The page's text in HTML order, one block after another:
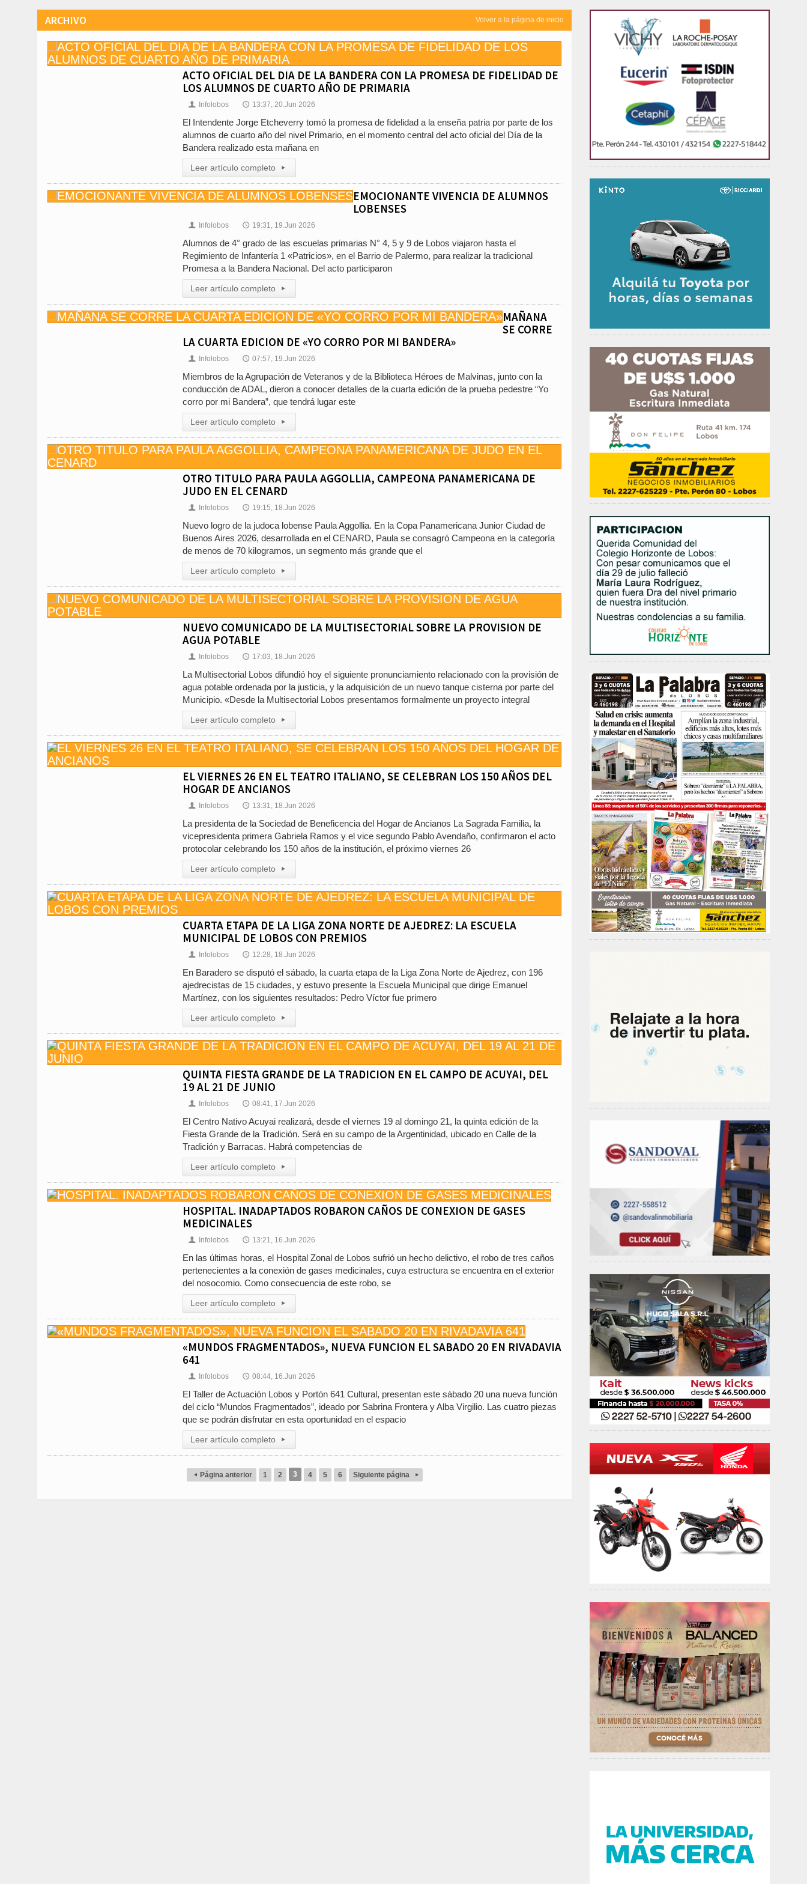
Volver a la página de inicio
ARCHIVO
ACTO OFICIAL DEL DIA DE LA BANDERA CON LA PROMESA DE FIDELIDAD DE
LOS ALUMNOS DE CUARTO AÑO DE PRIMARIA
👤 Infolobos 🕔 13:37, 20.Jun 2026
El Intendente Jorge Etcheverry tomó la promesa de fidelidad a la enseña patria por parte de los
alumnos de cuarto año del nivel Primario, en el momento central del acto oficial del Día de la
Bandera realizado esta mañana en
Leer artículo completo ▸
EMOCIONANTE VIVENCIA DE ALUMNOS
LOBENSES
👤 Infolobos 🕔 19:31, 19.Jun 2026
Alumnos de 4° grado de las escuelas primarias N° 4, 5 y 9 de Lobos viajaron hasta el
Regimiento de Infantería 1 «Patricios», en el Barrio de Palermo, para realizar la tradicional
Promesa a la Bandera Nacional. Del acto participaron
Leer artículo completo ▸
MAÑANA
SE CORRE
LA CUARTA EDICION DE «YO CORRO POR MI BANDERA»
👤 Infolobos 🕔 07:57, 19.Jun 2026
Miembros de la Agrupación de Veteranos y de la Biblioteca Héroes de Malvinas, junto con la
conducción de ADAL, dieron a conocer detalles de la cuarta edición de la prueba pedestre “Yo
corro por mi Bandera”, que tendrá lugar este
Leer artículo completo ▸
OTRO TITULO PARA PAULA AGGOLLIA, CAMPEONA PANAMERICANA DE
JUDO EN EL CENARD
👤 Infolobos 🕔 19:15, 18.Jun 2026
Nuevo logro de la judoca lobense Paula Aggollia. En la Copa Panamericana Junior Ciudad de
Buenos Aires 2026, desarrollada en el CENARD, Paula se consagró Campeona en la categoría
de menos de 70 kilogramos, un segmento más grande que el
Leer artículo completo ▸
NUEVO COMUNICADO DE LA MULTISECTORIAL SOBRE LA PROVISION DE
AGUA POTABLE
👤 Infolobos 🕔 17:03, 18.Jun 2026
La Multisectorial Lobos difundió hoy el siguiente pronunciamiento relacionado con la provisión de
agua potable ordenada por la justicia, y la adquisición de un nuevo tanque cisterna por parte del
Municipio. «Desde la Multisectorial Lobos presentamos formalmente un proyecto integral
Leer artículo completo ▸
EL VIERNES 26 EN EL TEATRO ITALIANO, SE CELEBRAN LOS 150 AÑOS DEL
HOGAR DE ANCIANOS
👤 Infolobos 🕔 13:31, 18.Jun 2026
La presidenta de la Sociedad de Beneficencia del Hogar de Ancianos La Sagrada Familia, la
vicepresidenta primera Gabriela Ramos y el vice segundo Pablo Avendaño, confirmaron el acto
protocolar celebrando los 150 años de la institución, el próximo viernes 26
Leer artículo completo ▸
CUARTA ETAPA DE LA LIGA ZONA NORTE DE AJEDREZ: LA ESCUELA
MUNICIPAL DE LOBOS CON PREMIOS
👤 Infolobos 🕔 12:28, 18.Jun 2026
En Baradero se disputó el sábado, la cuarta etapa de la Liga Zona Norte de Ajedrez, con 196
ajedrecistas de 15 ciudades, y estuvo presente la Escuela Municipal que dirige Emanuel
Martínez, con los siguientes resultados: Pedro Víctor fue primero
Leer artículo completo ▸
QUINTA FIESTA GRANDE DE LA TRADICION EN EL CAMPO DE ACUYAI, DEL
19 AL 21 DE JUNIO
👤 Infolobos 🕔 08:41, 17.Jun 2026
El Centro Nativo Acuyai realizará, desde el viernes 19 al domingo 21, la quinta edición de la
Fiesta Grande de la Tradición. Será en su campo de la Argentinidad, ubicado en Calle de la
Tradición y Barracas. Habrá competencias de
Leer artículo completo ▸
HOSPITAL. INADAPTADOS ROBARON CAÑOS DE CONEXION DE GASES
MEDICINALES
👤 Infolobos 🕔 13:21, 16.Jun 2026
En las últimas horas, el Hospital Zonal de Lobos sufrió un hecho delictivo, el robo de tres caños
pertenecientes a la conexión de gases medicinales, cuya estructura se encuentra en el exterior
del nosocomio. Como consecuencia de este robo, se
Leer artículo completo ▸
«MUNDOS FRAGMENTADOS», NUEVA FUNCION EL SABADO 20 EN RIVADAVIA
641
👤 Infolobos 🕔 08:44, 16.Jun 2026
El Taller de Actuación Lobos y Portón 641 Cultural, presentan este sábado 20 una nueva función
del ciclo “Mundos Fragmentados”, ideado por Sabrina Frontera y Alba Virgilio. Las cuatro piezas
que se podrán disfrutar en esta oportunidad en el espacio
Leer artículo completo ▸
◂ Página anterior 1 2 3 4 5 6 Siguiente página ▸